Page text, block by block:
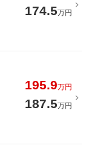
174.5万円
195.9万円
187.5万円